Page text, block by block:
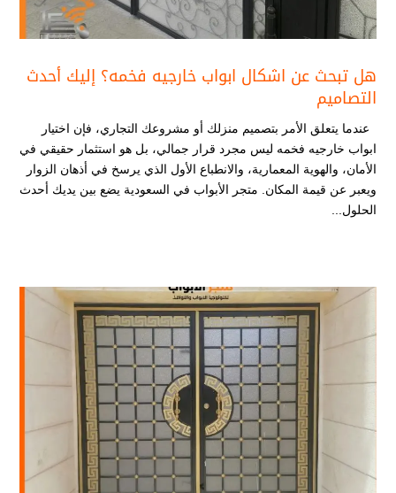
هل تبحث عن اشكال ابواب خارجيه فخمه​؟ إليك أحدث
التصاميم
عندما يتعلق الأمر بتصميم منزلك أو مشروعك التجاري، فإن اختيار
ابواب خارجيه فخمه​ ليس مجرد قرار جمالي، بل هو استثمار حقيقي في
الأمان، والهوية المعمارية، والانطباع الأول الذي يرسخ في أذهان الزوار
ويعبر عن قيمة المكان. متجر الأبواب في السعودية يضع بين يديك أحدث
الحلول...